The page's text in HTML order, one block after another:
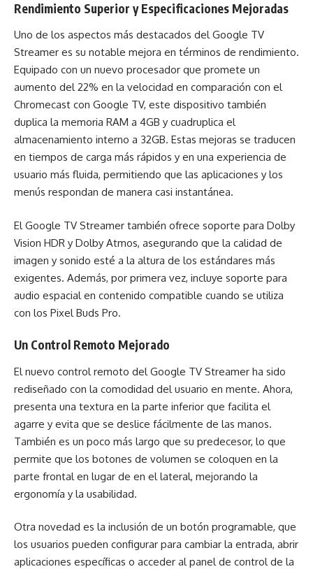
Rendimiento Superior y Especificaciones Mejoradas
Uno de los aspectos más destacados del Google TV
Streamer es su notable mejora en términos de rendimiento.
Equipado con un nuevo procesador que promete un
aumento del 22% en la velocidad en comparación con el
Chromecast con Google TV, este dispositivo también
duplica la memoria RAM a 4GB y cuadruplica el
almacenamiento interno a 32GB. Estas mejoras se traducen
en tiempos de carga más rápidos y en una experiencia de
usuario más fluida, permitiendo que las aplicaciones y los
menús respondan de manera casi instantánea.
El Google TV Streamer también ofrece soporte para Dolby
Vision HDR y Dolby Atmos, asegurando que la calidad de
imagen y sonido esté a la altura de los estándares más
exigentes. Además, por primera vez, incluye soporte para
audio espacial en contenido compatible cuando se utiliza
con los Pixel Buds Pro.
Un Control Remoto Mejorado
El nuevo control remoto del Google TV Streamer ha sido
rediseñado con la comodidad del usuario en mente. Ahora,
presenta una textura en la parte inferior que facilita el
agarre y evita que se deslice fácilmente de las manos.
También es un poco más largo que su predecesor, lo que
permite que los botones de volumen se coloquen en la
parte frontal en lugar de en el lateral, mejorando la
ergonomía y la usabilidad.
Otra novedad es la inclusión de un botón programable, que
los usuarios pueden configurar para cambiar la entrada, abrir
aplicaciones específicas o acceder al panel de control de la